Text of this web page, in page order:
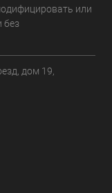
или
без
дом 19,